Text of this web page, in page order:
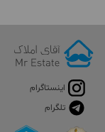
اینستاگرام
تلگرام